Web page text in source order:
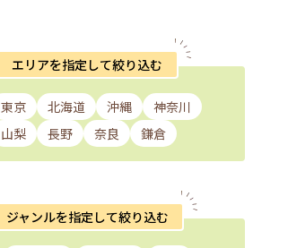
エリアを指定して絞り込む
東京 北海道 沖縄
神奈川
山梨 長野 奈良 鎌倉
ジャンルを指定して絞り込む